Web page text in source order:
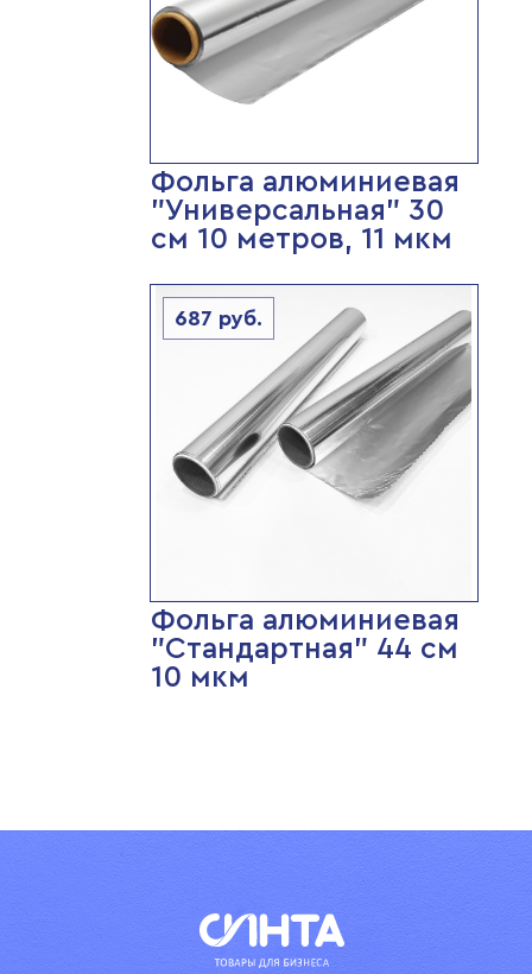
Фольга алюминиевая
"Универсальная" 30
см 10 метров, 11 мкм
687 руб.
Фольга алюминиевая
"Стандартная" 44 см
10 мкм